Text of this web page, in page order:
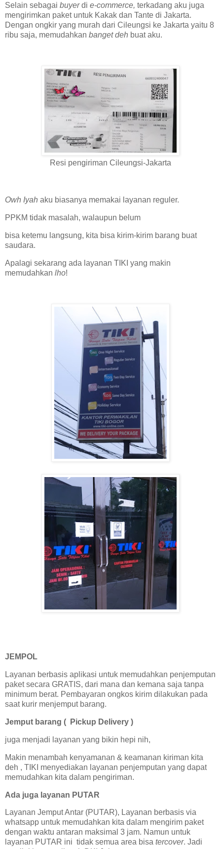
Selain sebagai buyerdi e-commerce, terkadang aku juga
mengirimkan paket untuk Kakak dan Tante di Jakarta.
Dengan ongkir yang murah dari Cileungsi ke Jakarta yaitu 8
ribu saja, memudahkan banget deh buat aku.
Resi pengiriman Cileungsi-Jakarta
Owh Iyah aku biasanya memakai layanan reguler.
PPKM tidak masalah, walaupun belum
bisa ketemu langsung, kita bisa kirim-kirim barang buat
saudara.
Apalagi sekarang ada layanan TIKI yang makin
memudahkan lho!
JEMPOL
Layanan berbasis aplikasi untuk memudahkan penjemputan
paket secara GRATIS, dari mana dan kemana saja tanpa
minimum berat. Pembayaran ongkos kirim dilakukan pada
saat kurir menjemput barang.
Jemput barang ( Pickup Delivery )
juga menjadi layanan yang bikin hepi nih,
Makin menambah kenyamanan & keamanan kiriman kita
deh , TIKI menyediakan layanan penjemputan yang dapat
memudahkan kita dalam pengiriman.
Ada juga layanan PUTAR
Layanan Jemput Antar (PUTAR), Layanan berbasis via
whatsapp untuk memudahkan kita dalam mengirim paket
dengan waktu antaran maksimal 3 jam. Namun untuk
layanan PUTAR ini tidak semua area bisa tercover. Jadi